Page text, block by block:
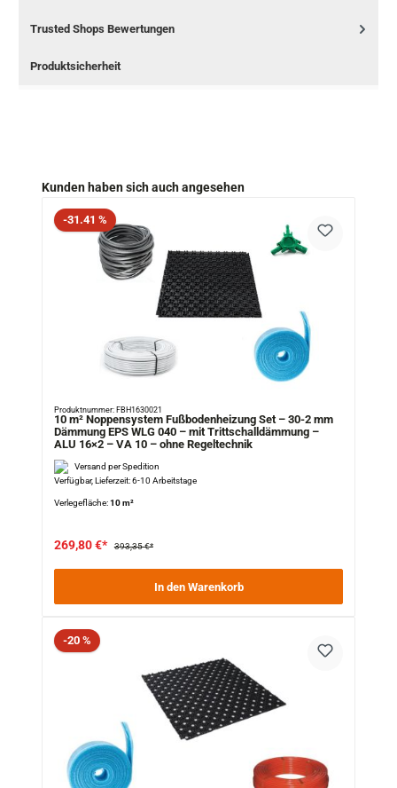
Trusted Shops Bewertungen
Produktsicherheit
Produktgalerie überspringen
Kunden haben sich auch angesehen
Rabatt
-31.41 %
Produktnummer: FBH1630021
10 m² Noppensystem Fußbodenheizung Set – 30-2 mm
Dämmung EPS WLG 040 – mit Trittschalldämmung –
ALU 16×2 – VA 10 – ohne Regeltechnik
Versand per Spedition
Verfügbar, Lieferzeit: 6-10 Arbeitstage
Verlegefläche:10 m²
269,80 €* 393,35 €*
In den Warenkorb
Rabatt
-20 %